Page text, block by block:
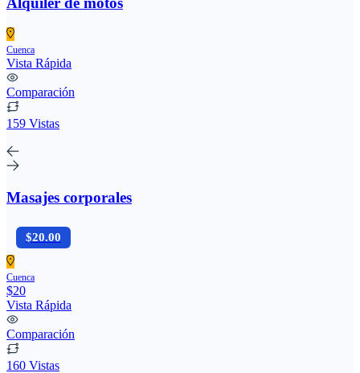
Cuenca
Vista Rápida
Comparación
159 Vistas
Masajes corporales
$20.00
Cuenca
$20
Vista Rápida
Comparación
160 Vistas